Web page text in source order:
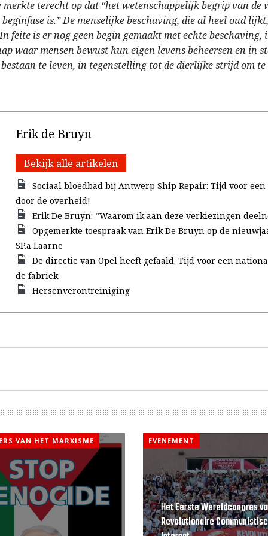
merkte terecht op dat “het wetenschappelijk begrip van de
is.” De menselijke beschaving, die al heel oud
feite is er nog geen begin gemaakt met echte beschaving,
waar mensen bewust hun eigen levens beheersen en in
te leven, in tegenstelling tot de dierlijke strijd om te
Erik de Bruyn
Bekijk alle artikelen
Sociaal bloedbad bij Antwerp Ship Repair: Tijd voor een
door de overheid!
Erik De Bruyn: “Waarom ik aan deze verkiezingen
Opgemerkte toespraak van Erik De Bruyn op de
SP.a Laarne
De directie van Opel heeft gefaald. Tijd voor een
de fabriek
Hersenverontreiniging
VAN HET MARXISME EVENEMENT
Het Eerste Wereldcongres
Revolutionaire